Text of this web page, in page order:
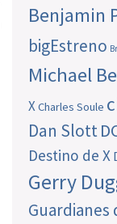
Benjamin
bigEstreno
Michael
XCharles Soule
Dan Slott
Destino de X
Gerry
Guardianes